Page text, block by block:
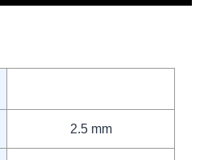
2.5 mm